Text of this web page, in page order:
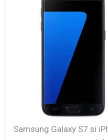
Samsung Galaxy S7 si